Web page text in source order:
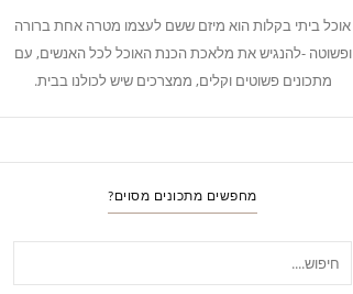
אוכל ביתי בקלות הוא מיזם ששם לעצמו מטרה אחת ברורה
ופשוטה -להנגיש את מלאכת הכנת האוכל לכל האנשים, עם
מתכונים פשוטים וקלים, ממצרכים שיש לכולנו בבית.
מחפשים מתכונים מסוים?